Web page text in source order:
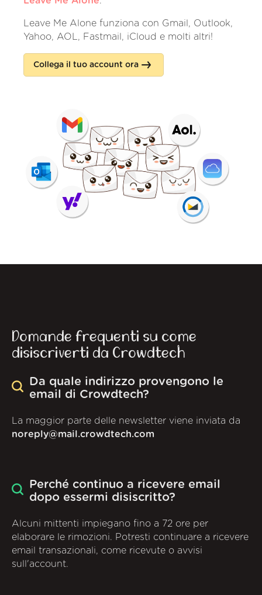
Leave Me Alone funziona con Gmail, Outlook,
Yahoo, AOL, Fastmail, iCloud e molti altri!
Collega il tuo account ora
Domande frequenti su come
disiscriverti da Crowdtech
Da quale indirizzo provengono le
email di Crowdtech?
La maggior parte delle newsletter viene inviata da
noreply@mail.crowdtech.com
Perché continuo a ricevere email
dopo essermi disiscritto?
Alcuni mittenti impiegano fino a 72 ore per
elaborare le rimozioni. Potresti continuare a ricevere
email transazionali, come ricevute o avvisi
sull'account.